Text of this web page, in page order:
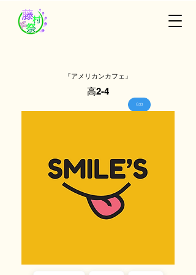
『アメリカンカフェ』
高2-4
G33